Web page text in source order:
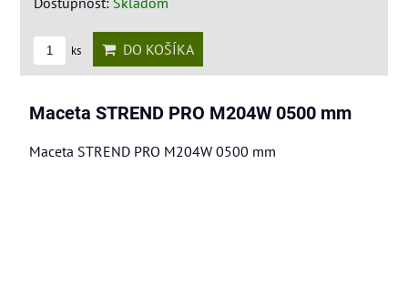
ks DO KOŠÍKA
Maceta STREND PRO M204W 0500 mm
Maceta STREND PRO M204W 0500 mm